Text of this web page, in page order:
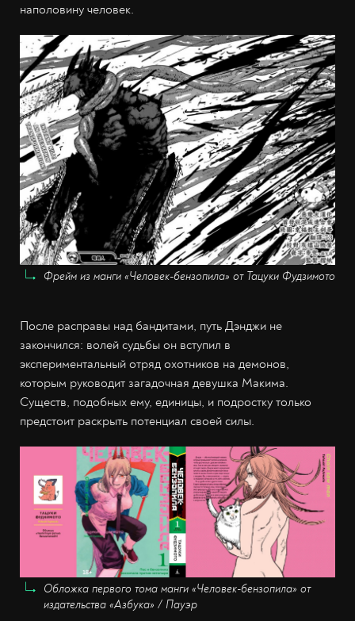
наполовину человек.
Фрейм из манги «Человек-бензопила» от Тацуки Фудзимото
После расправы над бандитами, путь Дэнджи не
закончился: волей судьбы он вступил в
экспериментальный отряд охотников на демонов,
которым руководит загадочная девушка Макима.
Существ, подобных ему, единицы, и подростку только
предстоит раскрыть потенциал своей силы.
Обложка первого тома манги «Человек-бензопила» от
издательства «Азбука» / Пауэр